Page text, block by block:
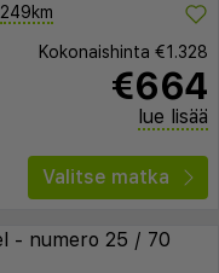
249km
Kokonaishinta €1.328
€664
lue lisää
Valitse matka